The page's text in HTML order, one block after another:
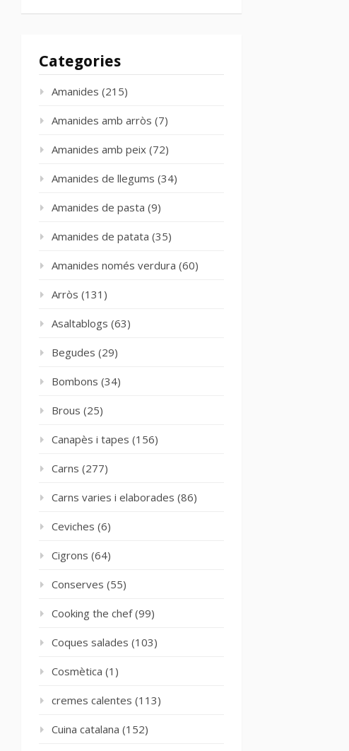
Categories
Amanides (215)
Amanides amb arròs (7)
Amanides amb peix (72)
Amanides de llegums (34)
Amanides de pasta (9)
Amanides de patata (35)
Amanides només verdura (60)
Arròs (131)
Asaltablogs (63)
Begudes (29)
Bombons (34)
Brous (25)
Canapès i tapes (156)
Carns (277)
Carns varies i elaborades (86)
Ceviches (6)
Cigrons (64)
Conserves (55)
Cooking the chef(99)
Coques salades (103)
Cosmètica (1)
cremes calentes (113)
Cuina catalana (152)